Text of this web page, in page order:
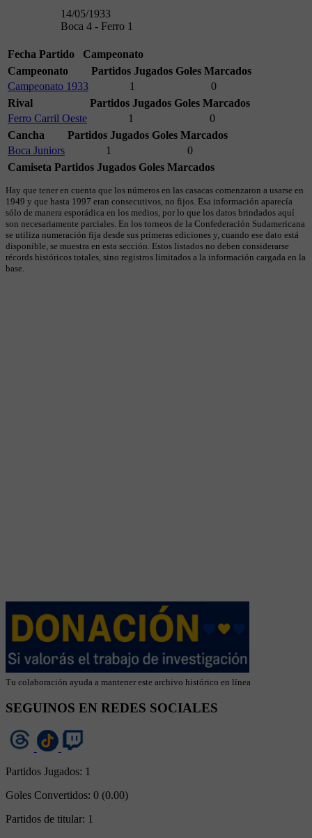
14/05/1933
Boca 4 - Ferro 1
Fecha Partido
Campeonato
Campeonato
Partidos Jugados Goles Marcados
Campeonato 1933
1
0
Rival
Partidos Jugados Goles Marcados
Ferro Carril Oeste
1
0
Cancha
Partidos Jugados Goles Marcados
Boca Juniors
1
0
Camiseta Partidos Jugados Goles Marcados
Hay que tener en cuenta que los números en las casacas comenzaron a usarse en
1949 y que hasta 1997 eran consecutivos, no fijos. Esa información aparecía
sólo de manera esporádica en los medios, por lo que los datos brindados aquí
son necesariamente parciales. En los torneos de la Confederación Sudamericana
se utiliza numeración fija desde sus primeras ediciones y, cuando ese dato está
disponible, se muestra en esta sección. Estos listados no deben considerarse
récords históricos totales, sino registros limitados a la información cargada en la
base.
Tu colaboración ayuda a mantener este archivo histórico en línea
SEGUINOS EN REDES SOCIALES
Partidos Jugados: 1
Goles Convertidos: 0 (0.00)
Partidos de titular: 1